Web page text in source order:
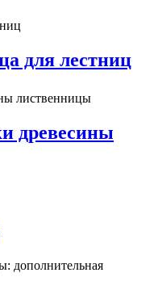
для лестниц
древесины